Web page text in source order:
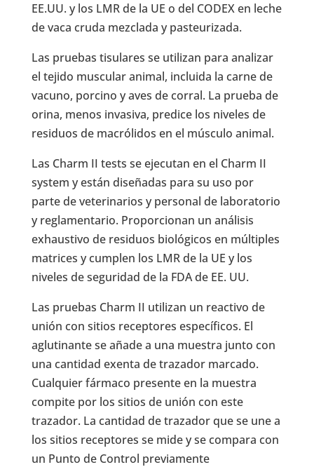
EE.UU. y los LMR de la UE o del CODEX en leche
de vaca cruda mezclada y pasteurizada.
Las pruebas tisulares se utilizan para analizar
el tejido muscular animal, incluida la carne de
vacuno, porcino y aves de corral. La prueba de
orina, menos invasiva, predice los niveles de
residuos de macrólidos en el músculo animal.
Las Charm II tests se ejecutan en el Charm II
system y están diseñadas para su uso por
parte de veterinarios y personal de laboratorio
y reglamentario. Proporcionan un análisis
exhaustivo de residuos biológicos en múltiples
matrices y cumplen los LMR de la UE y los
niveles de seguridad de la FDA de EE. UU.
Las pruebas Charm II utilizan un reactivo de
unión con sitios receptores específicos. El
aglutinante se añade a una muestra junto con
una cantidad exenta de trazador marcado.
Cualquier fármaco presente en la muestra
compite por los sitios de unión con este
trazador. La cantidad de trazador que se une a
los sitios receptores se mide y se compara con
un Punto de Control previamente